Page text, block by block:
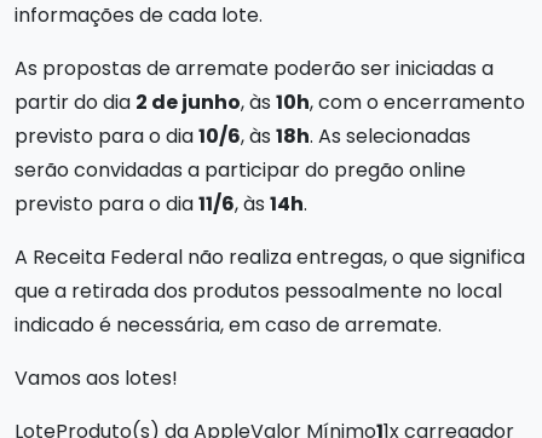
informações de cada lote.
As propostas de arremate poderão ser iniciadas a
partir do dia 2 de junho, às 10h, com o encerramento
previsto para o dia10/6, às 18h. As selecionadas
serão convidadas a participar do pregão online
previsto para o dia11/6, às 14h.
A Receita Federal não realiza entregas, o que significa
que a retirada dos produtos pessoalmente no local
indicado é necessária, em caso de arremate.
Vamos aos lotes!
LoteProduto(s) da AppleValor Mínimo11x carregador